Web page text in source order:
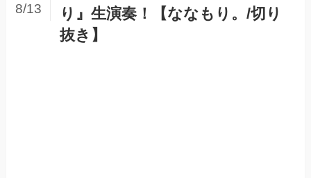
り』生演奏！【ななもり。/切り
抜き】
8/13